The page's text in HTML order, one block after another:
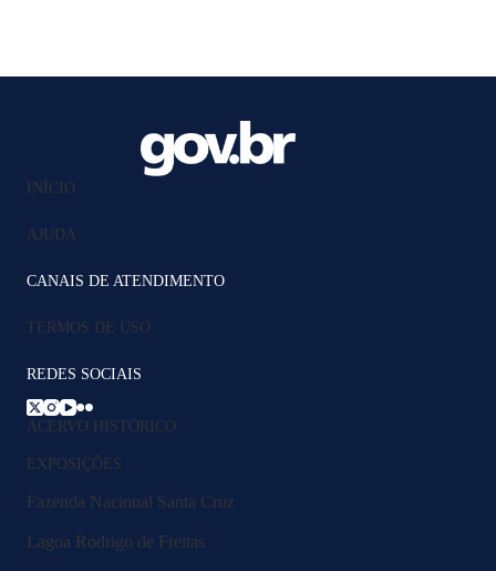
INÍCIO
AJUDA
CANAIS DE ATENDIMENTO
TERMOS DE USO
REDES SOCIAIS
ACERVO HISTÓRICO
EXPOSIÇÕES
Fazenda Nacional Santa Cruz
Lagoa Rodrigo de Freitas